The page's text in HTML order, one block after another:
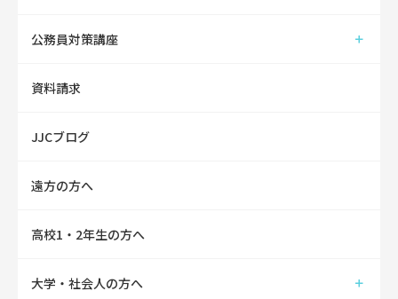
公務員対策講座
資料請求
JJCブログ
遠方の方へ
高校1・2年生の方へ
大学・社会人の方へ